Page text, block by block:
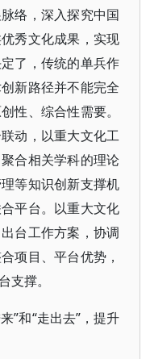
络，深入探究中国
秀文化成果，实现
了，传统的单兵作
新路径并不能完全
性、综合性需要。
动，以重大文化工
合相关学科的理论
等知识创新支撑机
平台。以重大文化
台工作方案，协调
项目、平台优势，
支撑。
”和“走出去”，提升